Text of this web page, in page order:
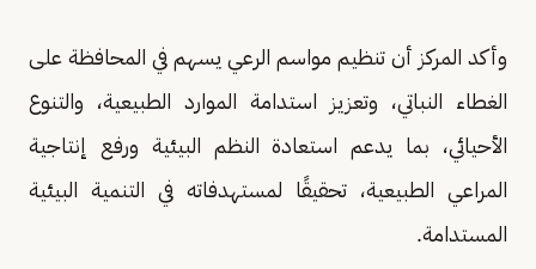
وأكد المركز أن تنظيم مواسم الرعي يسهم في المحافظة على
الغطاء النباتي، وتعزيز استدامة الموارد الطبيعية، والتنوع
الأحيائي، بما يدعم استعادة النظم البيئية ورفع إنتاجية
المراعي الطبيعية، تحقيقًا لمستهدفاته في التنمية البيئية
المستدامة.